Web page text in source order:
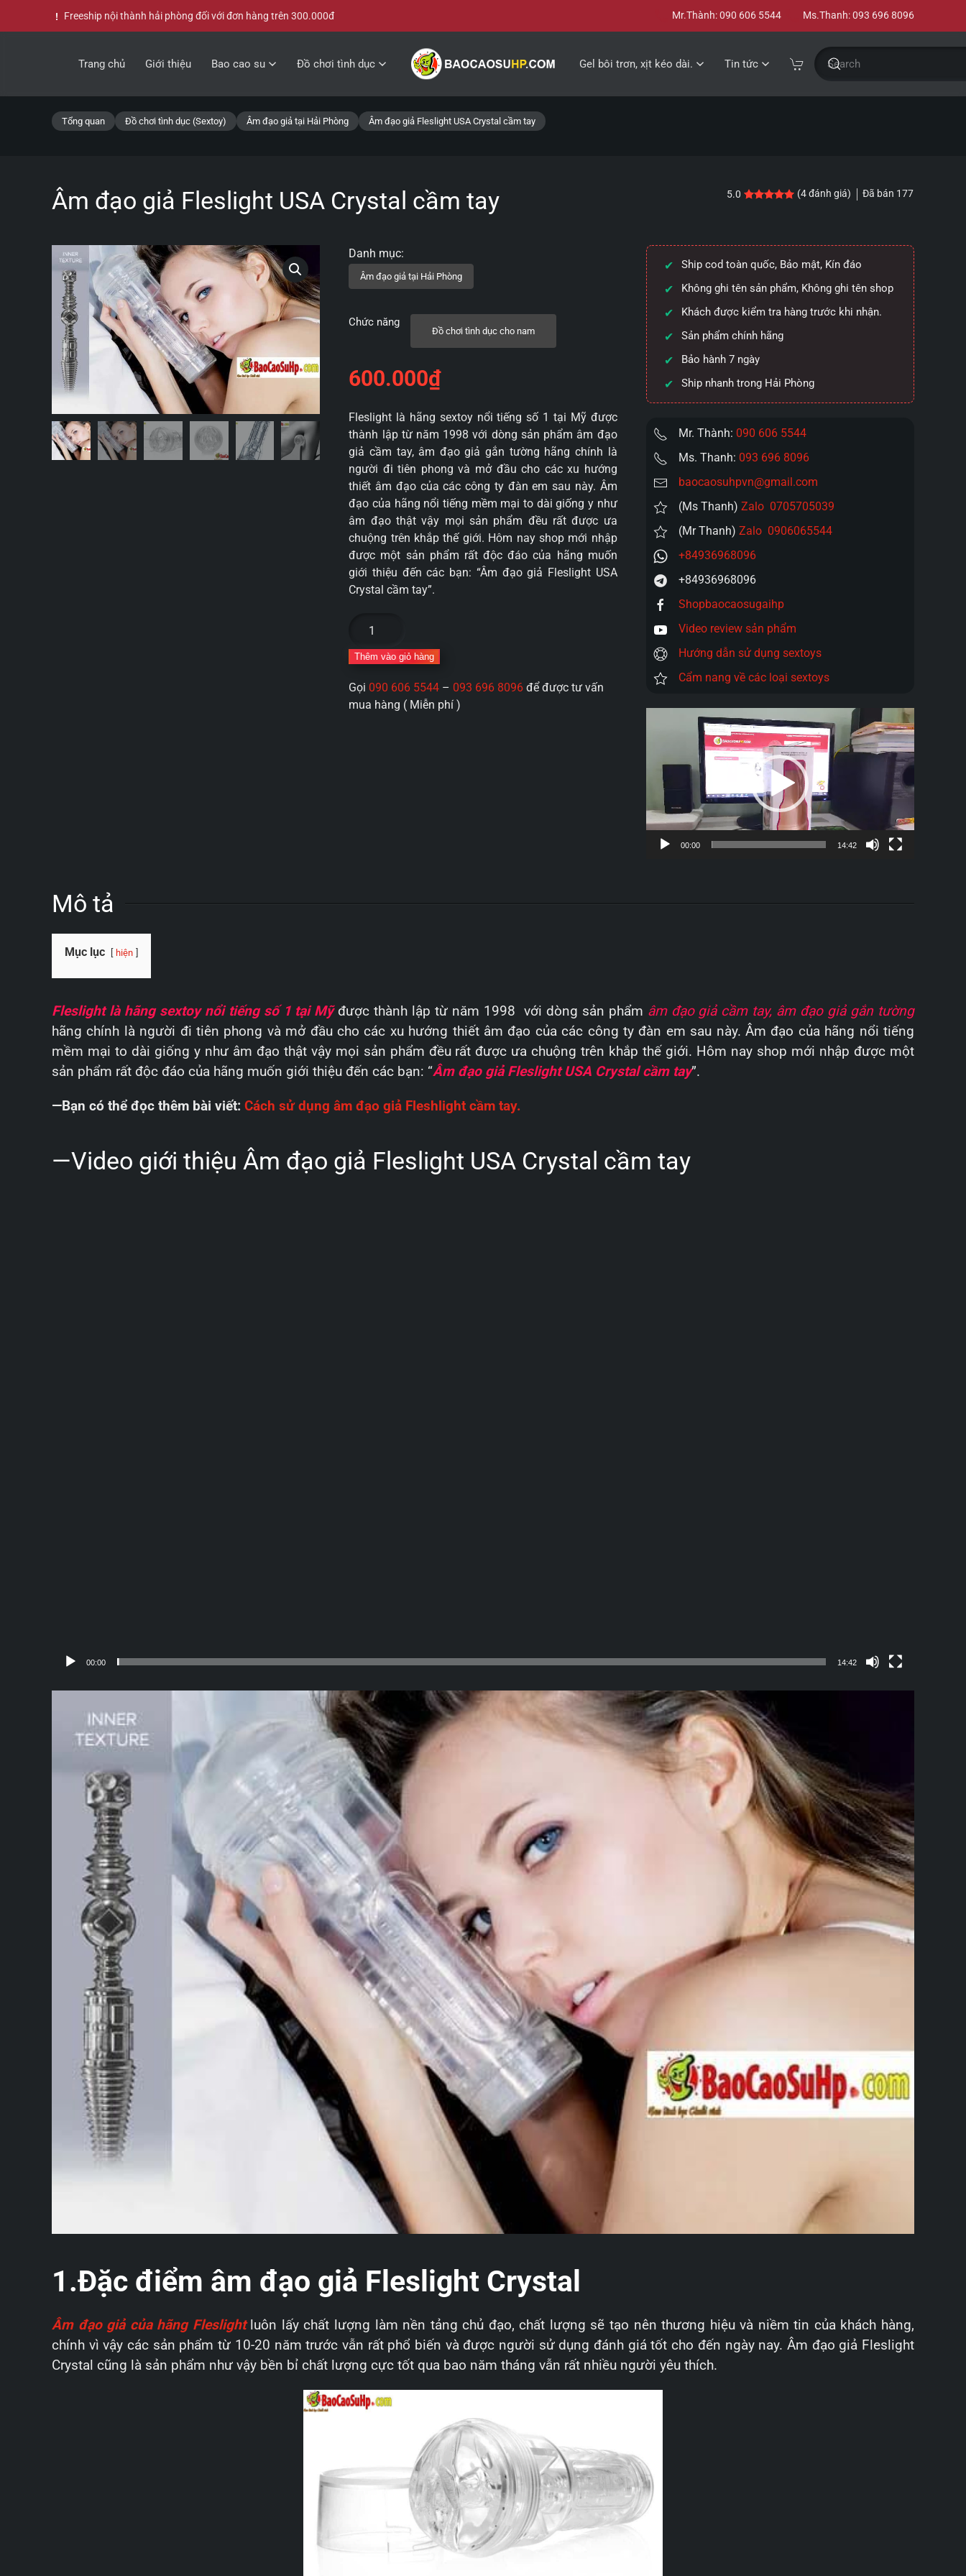
Freeship nội thành hải phòng đối với đơn hàng trên 300.000đ Mr.Thành: 090 606 5544 Ms.Thanh: 093 696 8096
Trang chủ Giới thiệu Bao cao su Đồ chơi tình dục Gel bôi trơn, xịt kéo dài. Tin tức
Tổng quan Đồ chơi tình dục (Sextoy) Âm đạo giả tại Hải Phòng Âm đạo giả Fleslight USA Crystal cầm tay
Âm đạo giả Fleslight USA Crystal cầm tay 5.0 5.0 trên 5 dựa trên
4 đánh giá
(4đánh giá) Đã bán 177
Chức năng
Đồ chơi tình dục cho nam
600.000₫
Fleslight là hãng sextoy nổi tiếng số 1 tại Mỹ được
thành lập từ năm 1998 với dòng sản phẩm âm đạo
giả cầm tay, âm đạo giả gắn tường hãng chính là
người đi tiên phong và mở đầu cho các xu hướng
thiết âm đạo của các công ty đàn em sau này. Âm
đạo của hãng nổi tiếng mềm mại to dài giống y như
âm đạo thật vậy mọi sản phẩm đều rất được ưa
chuộng trên khắp thế giới. Hôm nay shop mới nhập
được một sản phẩm rất độc đáo của hãng muốn
giới thiệu đến các bạn: “Âm đạo giả Fleslight USA
Crystal cầm tay”.
giả
USA
Crystal
Thêm vào giỏ hàng
Gọi 090 606 5544 – 093 696 8096 để được tư vấn
mua hàng ( Miễn phí )
Ship cod toàn quốc, Bảo mật, Kín đáo
Không ghi tên sản phẩm, Không ghi tên shop
Khách được kiểm tra hàng trước khi nhận.
Sản phẩm chính hãng
Bảo hành 7 ngày
Ship nhanh trong Hải Phòng
Mr. Thành: 090 606 5544
Ms. Thanh: 093 696 8096
baocaosuhpvn@gmail.com
(Ms Thanh) Zalo 0705705039
(Mr Thanh) Zalo 0906065544
+84936968096
+84936968096
Shopbaocaosugaihp
Video review sản phẩm
Hướng dẫn sử dụng sextoys
Cẩm nang về các loại sextoys
00:00 14:42
Mô tả
Mục lục hiện
Fleslight là hãng sextoy nổi tiếng số 1 tại Mỹđược thành lập từ năm 1998 với dòng sản phẩm âm đạo giả cầm tay, âm đạo giả gắn tường
hãng chính là người đi tiên phong và mở đầu cho các xu hướng thiết âm đạo của các công ty đàn em sau này. Âm đạo của hãng nổi tiếng
mềm mại to dài giống y như âm đạo thật vậy mọi sản phẩm đều rất được ưa chuộng trên khắp thế giới. Hôm nay shop mới nhập được một
sản phẩm rất độc đáo của hãng muốn giới thiệu đến các bạn: “Âm đạo giả Fleslight USA Crystal cầm tay”.
—Bạn có thể đọc thêm bài viết: Cách sử dụng âm đạo giả Fleshlight cầm tay.
—Video giới thiệu Âm đạo giả Fleslight USA Crystal cầm tay
00:00 14:42
1.Đặc điểm âm đạo giả Fleslight Crystal
Âm đạo giả của hãng Fleslightluôn lấy chất lượng làm nền tảng chủ đạo, chất lượng sẽ tạo nên thương hiệu và niềm tin của khách hàng,
chính vì vậy các sản phẩm từ 10-20 năm trước vẫn rất phổ biến và được người sử dụng đánh giá tốt cho đến ngày nay. Âm đạo giả Fleslight
Crystal cũng là sản phẩm như vậy bền bỉ chất lượng cực tốt qua bao năm tháng vẫn rất nhiều người yêu thích.